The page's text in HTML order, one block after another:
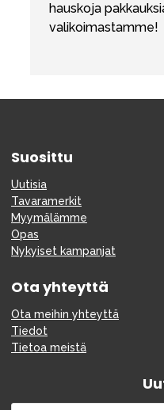
hauskoja
valikoimastamme!
Suosittu
Uutisia
Tavaramerkit
Myymälämme
Opas
Nykyiset kampanjat
Ota yhteyttä
Ota meihin yhteyttä
Tiedot
Tietoa meistä